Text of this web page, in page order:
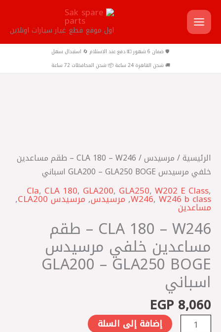
تخطي
إلى
المحتوى
اول موقع قطع غيار سيارات اونلاين
🛡️ ضمان 6 شهور 💵 دفع عند الاستلام 🔄 استبدال سهل
🚚 شحن القاهرة 24 ساعة 📦 شحن المحافظات 72 ساعة
الرئيسية/ مرسيدس
/ CLA 180 – W246 – طقم مساعدين
خلفي مرسيدس GLA200 – GLA250 BOGE اسباني
Cla, CLA 180, GLA200, GLA250, W202 E Class,
W246,W246 b class
,مرسيدس,مرسيدس CLA200 ,
مساعدين
CLA 180 – W246 – طقم
مساعدين خلفي مرسيدس
GLA200 – GLA250 BOGE
اسباني
EGP 8,060
-
W246
طقم
مساعدين
خلفي
مرسيدس
GLA200
-
GLA250
BOGE
اسباني
إضافة إلى السلة